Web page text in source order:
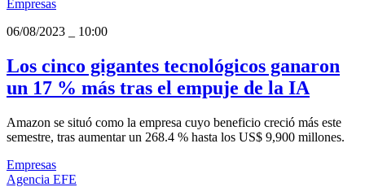
Empresas
06/08/2023
10:00
Los cinco gigantes tecnológicos ganaron
un 17 % más tras el empuje de la IA
Amazon se situó como la empresa cuyo beneficio creció más este
semestre, tras aumentar un 268.4 % hasta los US$ 9,900 millones.
Empresas
Agencia EFE